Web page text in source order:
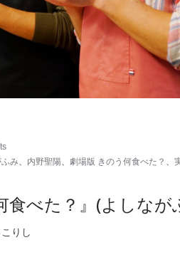
み、 内野聖陽、 劇場版 きのう何食べた？ 、
べた？』(よしなが
りし